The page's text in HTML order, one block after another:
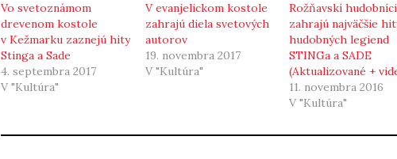
Vo svetoznámom
drevenom kostole
v Kežmarku zaznejú hity
Stinga a Sade
4. septembra 2017
V "Kultúra"
V evanjelickom kostole
zahrajú diela svetových
autorov
19. novembra 2017
V "Kultúra"
Rožňavskí hudobníci
zahrajú najväčšie
hudobných legiend
STINGa a SADE
(Aktualizované +
11. novembra 2016
V "Kultúra"